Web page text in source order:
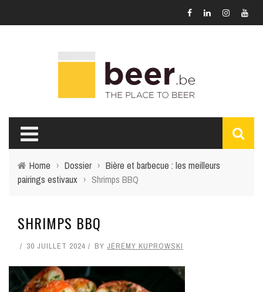
Home › Dossier › Bière et barbecue : les meilleurs
pairings estivaux › Shrimps BBQ
SHRIMPS BBQ
30 JUILLET 2024 BY JÉRÉMY KUPROWSKI